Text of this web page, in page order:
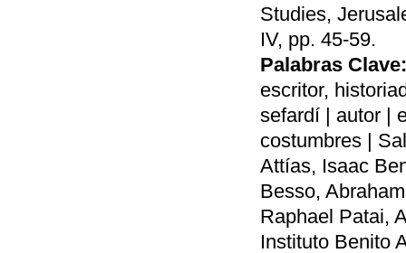
Studies,
IV, pp. 45-59.
Palabras Clave:
escritor,
sefardí | autor |
costumbres |
Attías, Isaac
Besso,
Raphael Patai,
Instituto Benito